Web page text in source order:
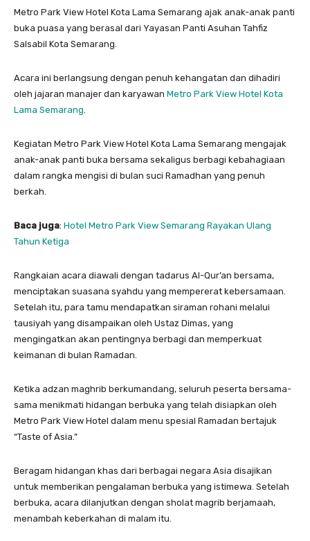
Metro Park View Hotel Kota Lama Semarang ajak anak-anak panti
buka puasa yang berasal dari Yayasan Panti Asuhan Tahfiz
Salsabil Kota Semarang.
Acara ini berlangsung dengan penuh kehangatan dan dihadiri
oleh jajaran manajer dan karyawan Metro Park View Hotel Kota
Lama Semarang.
Kegiatan Metro Park View Hotel Kota Lama Semarang mengajak
anak-anak panti buka bersama sekaligus berbagi kebahagiaan
dalam rangka mengisi di bulan suci Ramadhan yang penuh
berkah.
Baca juga: Hotel Metro Park View Semarang Rayakan Ulang
Tahun Ketiga
Rangkaian acara diawali dengan tadarus Al-Qur’an bersama,
menciptakan suasana syahdu yang mempererat kebersamaan.
Setelah itu, para tamu mendapatkan siraman rohani melalui
tausiyah yang disampaikan oleh Ustaz Dimas, yang
mengingatkan akan pentingnya berbagi dan memperkuat
keimanan di bulan Ramadan.
Ketika adzan maghrib berkumandang, seluruh peserta bersama-
sama menikmati hidangan berbuka yang telah disiapkan oleh
Metro Park View Hotel dalam menu spesial Ramadan bertajuk
“Taste of Asia.”
Beragam hidangan khas dari berbagai negara Asia disajikan
untuk memberikan pengalaman berbuka yang istimewa. Setelah
berbuka, acara dilanjutkan dengan sholat magrib berjamaah,
menambah keberkahan di malam itu.